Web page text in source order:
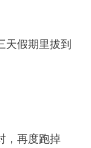
天假期里拔到
，再度跑掉